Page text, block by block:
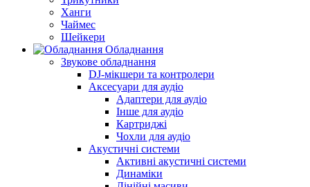
Ханги
Чаймес
Шейкери
Обладнання
Звукове обладнання
DJ-мікшери та контролери
Аксесуари для аудіо
Адаптери для аудіо
Інше для аудіо
Картриджі
Чохли для аудіо
Акустичні системи
Активні акустичні системи
Динаміки